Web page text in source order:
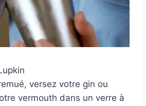
versez votre gin ou
vermouth dans un verre à